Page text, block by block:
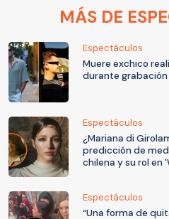
MÁS DE
Espectáculos
Muere exchico
durante grabación
Espectáculos
¿Mariana di
predicción de
chilena y su rol en
Espectáculos
“Una forma de